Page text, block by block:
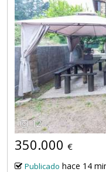
12
350.000 €
Publicado hace 14